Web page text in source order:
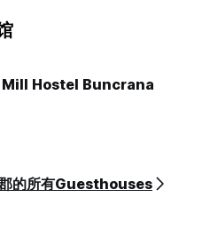
Hostel Buncrana
的所有Guesthouses